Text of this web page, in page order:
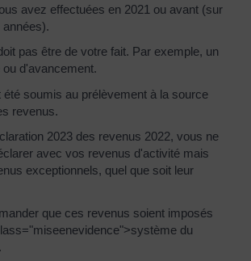
avez effectuées en 2021 ou avant (sur
années).
pas être de votre fait. Par exemple, un
d'avancement.
été soumis au prélèvement à la source
revenus.
2023 des revenus 2022, vous ne
avec vos revenus d'activité mais
exceptionnels, quel que soit leur
que ces revenus soient imposés
du